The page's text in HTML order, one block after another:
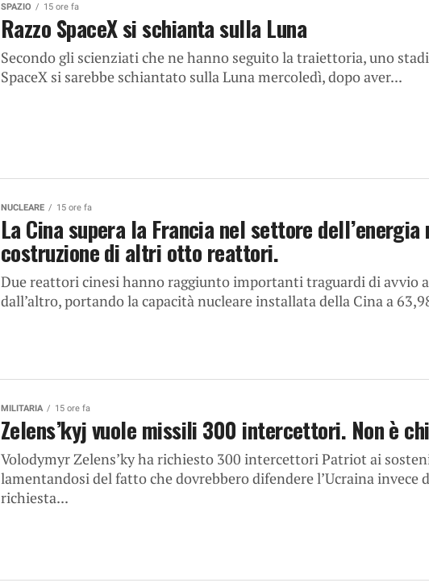
SPAZIO 15 ore fa
Razzo SpaceX si schianta sulla Luna
Secondo gli scienziati che ne hanno seguito la traiettoria, uno
SpaceX si sarebbe schiantato sulla Luna mercoledì, dopo aver...
NUCLEARE 15 ore fa
La Cina supera la Francia nel settore
costruzione di altri otto reattori.
Due reattori cinesi hanno raggiunto importanti traguardi di avvio
dall’altro, portando la capacità nucleare installata della Cina a
MILITARIA 15 ore fa
Zelens’kyj vuole missili 300 intercettori. Non è
Volodymyr Zelens’ky ha richiesto 300 intercettori Patriot ai
lamentandosi del fatto che dovrebbero difendere l’Ucraina invece
richiesta...